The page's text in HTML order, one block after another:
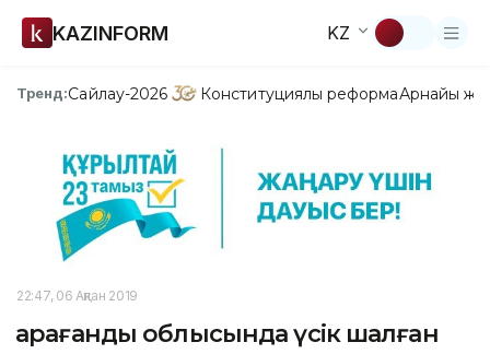
KAZINFORM KZ
Тренд:Сайлау-2026 Конституциялық реформаАрнайы
22:47, 06 Ақпан 2019
Қарағанды облысында үсік шалған